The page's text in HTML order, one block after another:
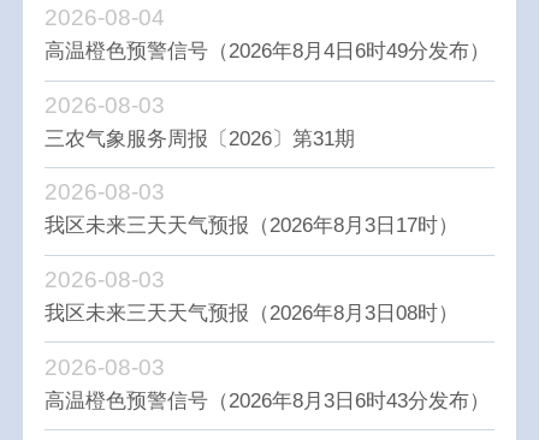
高温橙色预警信号（2026年8月4日6时49分发布）
2026-08-04
三农气象服务周报〔2026〕第31期
2026-08-03
我区未来三天天气预报（2026年8月3日17时）
2026-08-03
我区未来三天天气预报（2026年8月3日08时）
2026-08-03
高温橙色预警信号（2026年8月3日6时43分发布）
2026-08-03